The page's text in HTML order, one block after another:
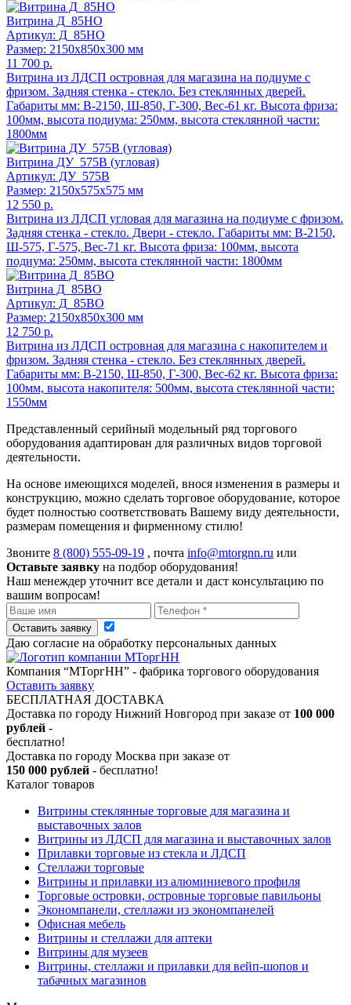
Витрина Д_85НО
Артикул: Д_85НО
Размер: 2150x850x300 мм
11 700 р.
Витрина из ЛДСП островная для магазина на подиуме с
фризом. Задняя стенка - стекло. Без стеклянных дверей.
Габариты мм: В-2150, Ш-850, Г-300, Вес-61 кг. Высота фриза:
100мм, высота подиума: 250мм, высота стеклянной части:
1800мм
Витрина ДУ_575В (угловая)
Артикул: ДУ_575В
Размер: 2150x575x575 мм
12 550 р.
Витрина из ЛДСП угловая для магазина на подиуме с фризом.
Задняя стенка - стекло. Двери - стекло. Габариты мм: В-2150,
Ш-575, Г-575, Вес-71 кг. Высота фриза: 100мм, высота
подиума: 250мм, высота стеклянной части: 1800мм
Витрина Д_85ВО
Артикул: Д_85ВО
Размер: 2150x850x300 мм
12 750 р.
Витрина из ЛДСП островная для магазина с накопителем и
фризом. Задняя стенка - стекло. Без стеклянных дверей.
Габариты мм: В-2150, Ш-850, Г-300, Вес-62 кг. Высота фриза:
100мм, высота накопителя: 500мм, высота стеклянной части:
1550мм
Представленный серийный модельный ряд торгового
оборудования адаптирован для различных видов торговой
деятельности.
На основе имеющихся моделей, внося изменения в размеры и
конструкцию, можно сделать торговое оборудование, которое
будет полностью соответствовать Вашему виду деятельности,
размерам помещения и фирменному стилю!
Звоните 8 (800) 555-09-19 , почта info@mtorgnn.ru или
Оставьте заявку на подбор оборудования!
Наш менеждер уточнит все детали и даст консультацию по
вашим вопросам!
Оставить заявку
Даю согласие на обработку персональных данных
Компания “МТоргНН” - фабрика торгового оборудования
Оставить заявку
БЕСПЛАТНАЯ ДОСТАВКА
Доставка по городу Нижний Новгород при заказе от 100 000
рублей -
бесплатно!
Доставка по городу Москва при заказе от
150 000 рублей - бесплатно!
Каталог товаров
Витрины стеклянные торговые для магазина и
выставочных залов
Витрины из ЛДСП для магазина и выставочных залов
Прилавки торговые из стекла и ЛДСП
Стеллажи торговые
Витрины и прилавки из алюминиевого профиля
Торговые островки, островные торговые павильоны
Экономпанели, стеллажи из экономпанелей
Офисная мебель
Витрины и стеллажи для аптеки
Витрины для музеев
Витрины, стеллажи и прилавки для вейп-шопов и
табачных магазинов